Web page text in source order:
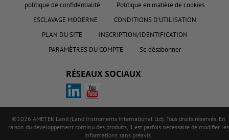
politique de confidentialité
Politique en matière de cookies
ESCLAVAGE MODERNE
CONDITIONS D'UTILISATION
PLAN DU SITE
INSCRIPTION/IDENTIFICATION
PARAMÈTRES DU COMPTE
Se désabonner
RÉSEAUX SOCIAUX
©2026 AMETEK Land (Land Instruments International Ltd). Tous droits réservés. En
raison du développement continu des produits, il est parfois nécessaire de modifier les
informations sans préavis.